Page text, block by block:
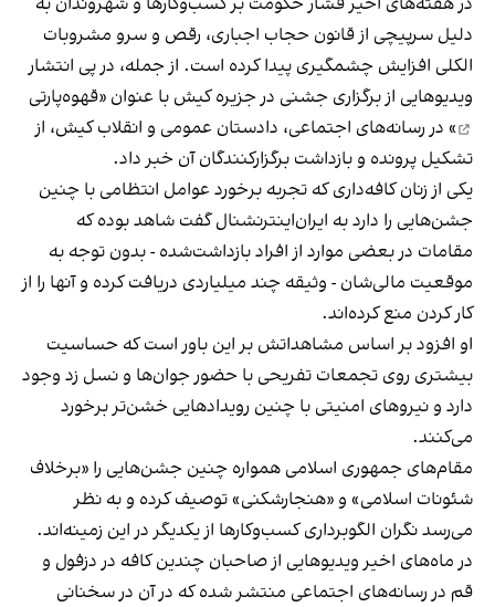
دلیل سرپیچی از قانون حجاب اجباری، رقص و سرو مشروبات
الکلی افزایش چشمگیری پیدا کرده است. از جمله، در پی انتشار
ویدیوهایی از برگزاری جشنی در جزیره کیش با عنوان «قهوه‌پارتی
» در رسانه‌های اجتماعی، دادستان عمومی و انقلاب کیش، از
تشکیل پرونده و بازداشت برگزارکنندگان آن خبر داد.
یکی از زنان کافه‌داری که تجربه برخورد عوامل انتظامی با چنین
جشن‌هایی را دارد به ایران‌اینترنشنال گفت شاهد بوده که
مقامات در بعضی موارد از افراد بازداشت‌‌شده - بدون توجه به
موقعیت مالی‌شان - وثیقه چند میلیاردی دریافت کرده و آنها را از
کار کردن منع کرده‌اند.
او افزود بر اساس مشاهداتش بر این باور است که حساسیت
بیشتری روی تجمعات تفریحی با حضور جوان‌ها و نسل زد وجود
دارد و نیروهای امنیتی با چنین رویدادهایی خشن‌تر برخورد
می‌کنند.
مقام‌های جمهوری اسلامی همواره چنین جشن‌هایی را «برخلاف
شئونات اسلامی» و «هنجارشکنی» توصیف کرده و به نظر
می‌رسد نگران الگوبرداری کسب‌وکارها از یکدیگر در این زمینه‌اند.
در ماه‌های اخیر ویدیوهایی از صاحبان چندین کافه در دزفول و
قم در رسانه‌های اجتماعی منتشر شده که در آن در سخنانی